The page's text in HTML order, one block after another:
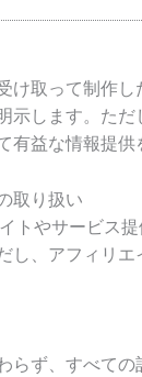
け取って制作
示します。た
有益な情報提供
取り扱い
トやサービス
し、アフィリ
らず、すべて